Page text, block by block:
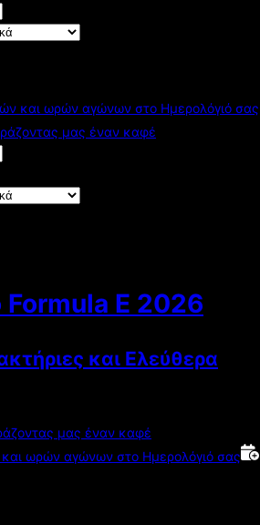
και ωρών αγώνων στο Ημερολόγιό σας
μας έναν καφέ
E 2026
και Ελεύθερα
μας έναν καφέ
ωρών αγώνων στο Ημερολόγιό σας